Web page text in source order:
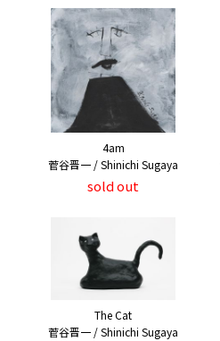
4am
菅谷晋一 / Shinichi Sugaya
sold out
The Cat
菅谷晋一 / Shinichi Sugaya